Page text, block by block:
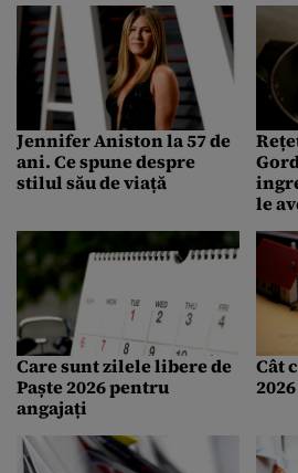
Jennifer Aniston la 57 de
ani. Ce spune despre
stilul său de viață
le
Care sunt zilele libere de
Paște 2026 pentru
angajați
Cât
2026